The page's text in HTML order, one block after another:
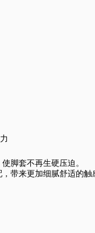
脚套不再生硬压迫。
带来更加细腻舒适的触